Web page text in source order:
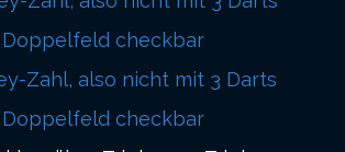
checkbar
Zahl, also nicht mit 3 Darts
checkbar